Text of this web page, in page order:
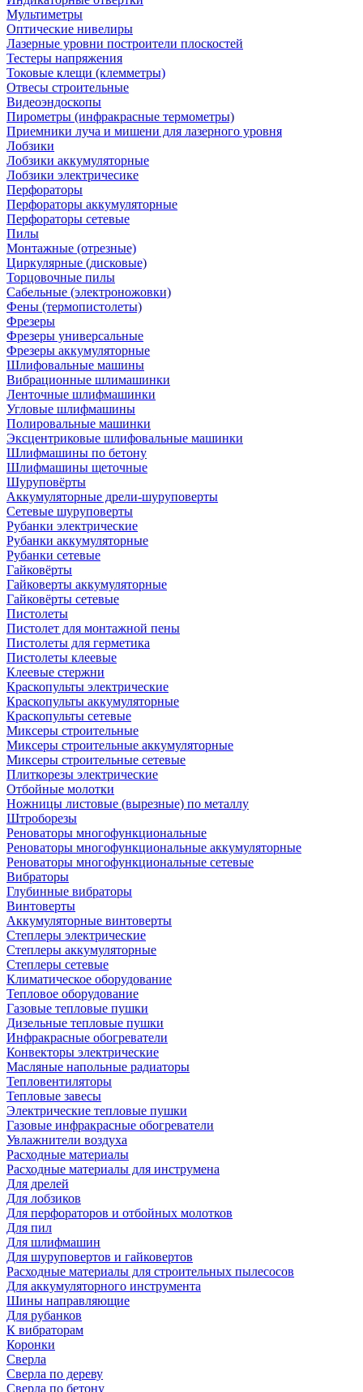
Мультиметры
Оптические нивелиры
Лазерные уровни построители плоскостей
Тестеры напряжения
Токовые клещи (клемметры)
Отвесы строительные
Видеоэндоскопы
Пирометры (инфракрасные термометры)
Приемники луча и мишени для лазерного уровня
Лобзики
Лобзики аккумуляторные
Лобзики электричесике
Перфораторы
Перфораторы аккумуляторные
Перфораторы сетевые
Пилы
Монтажные (отрезные)
Циркулярные (дисковые)
Торцовочные пилы
Сабельные (электроножовки)
Фены (термопистолеты)
Фрезеры
Фрезеры универсальные
Фрезеры аккумуляторные
Шлифовальные машины
Вибрационные шлимашинки
Ленточные шлифмашинки
Угловые шлифмашины
Полировальные машинки
Эксцентриковые шлифовальные машинки
Шлифмашины по бетону
Шлифмашины щеточные
Шуруповёрты
Аккумуляторные дрели-шуруповерты
Сетевые шуруповерты
Рубанки электрические
Рубанки аккумуляторные
Рубанки сетевые
Гайковёрты
Гайковерты аккумуляторные
Гайковёрты сетевые
Пистолеты
Пистолет для монтажной пены
Пистолеты для герметика
Пистолеты клеевые
Клеевые стержни
Краскопульты электрические
Краскопульты аккумуляторные
Краскопульты сетевые
Миксеры строительные
Миксеры строительные аккумуляторные
Миксеры строительные сетевые
Плиткорезы электрические
Отбойные молотки
Ножницы листовые (вырезные) по металлу
Штроборезы
Реноваторы многофункциональные
Реноваторы многофункциональные аккумуляторные
Реноваторы многофункциональные сетевые
Вибраторы
Глубинные вибраторы
Винтоверты
Аккумуляторные винтоверты
Степлеры электрические
Степлеры аккумуляторные
Степлеры сетевые
Климатическое оборудование
Тепловое оборудование
Газовые тепловые пушки
Дизельные тепловые пушки
Инфракрасные обогреватели
Конвекторы электрические
Масляные напольные радиаторы
Тепловентиляторы
Тепловые завесы
Электрические тепловые пушки
Газовые инфракрасные обогреватели
Увлажнители воздуха
Расходные материалы
Расходные материалы для инструмена
Для дрелей
Для лобзиков
Для перфораторов и отбойных молотков
Для пил
Для шлифмашин
Для шуруповертов и гайковертов
Расходные материалы для строительных пылесосов
Для аккумуляторного инструмента
Шины направляющие
Для рубанков
К вибраторам
Коронки
Сверла
Сверла по дереву
Сверла по бетону